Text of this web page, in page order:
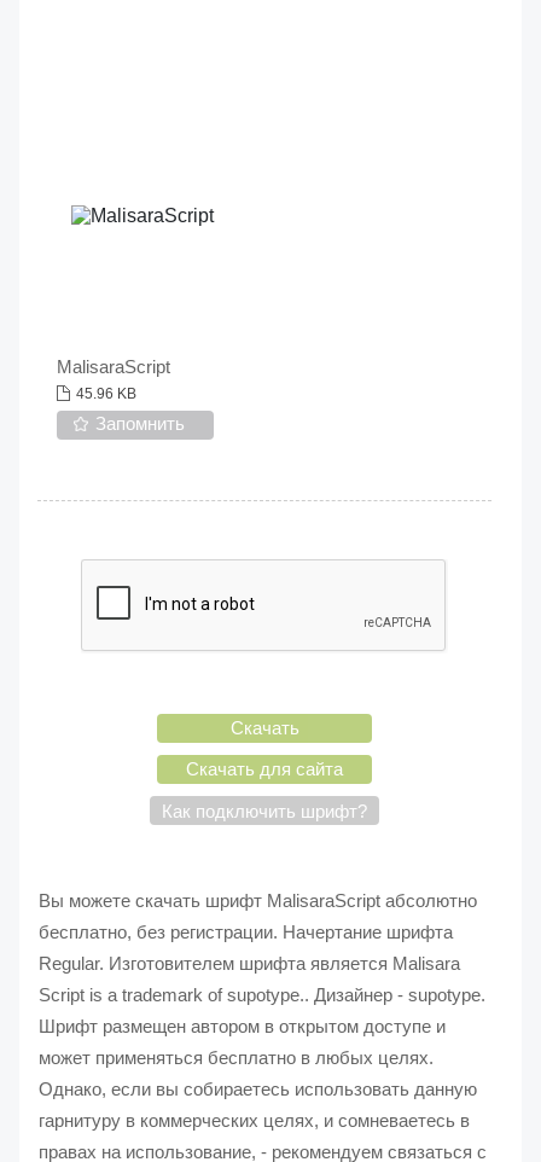
MalisaraScript
45.96 KB
Запомнить
Скачать
Скачать для сайта
Как подключить шрифт?
Вы можете скачать шрифт MalisaraScript абсолютно
бесплатно, без регистрации. Начертание шрифта
Regular. Изготовителем шрифта является Malisara
Script is a trademark of supotype.. Дизайнер - supotype.
Шрифт размещен автором в открытом доступе и
может применяться бесплатно в любых целях.
Однако, если вы собираетесь использовать данную
гарнитуру в коммерческих целях, и сомневаетесь в
правах на использование, - рекомендуем связаться с